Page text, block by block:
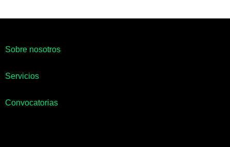
Sobre nosotros
Servicios
Convocatorias